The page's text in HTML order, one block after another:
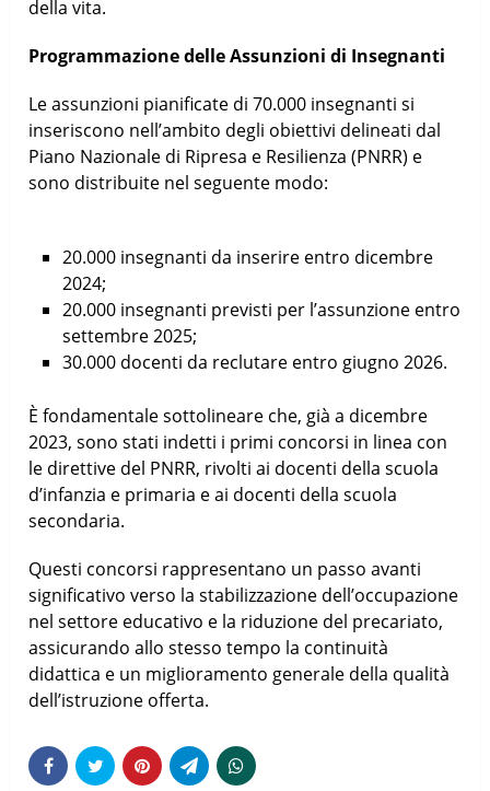
della vita.
Programmazione delle Assunzioni di Insegnanti
Le assunzioni pianificate di 70.000 insegnanti si
inseriscono nell’ambito degli obiettivi delineati dal
Piano Nazionale di Ripresa e Resilienza (PNRR) e
sono distribuite nel seguente modo:
20.000 insegnanti da inserire entro dicembre
2024;
20.000 insegnanti previsti per l’assunzione entro
settembre 2025;
30.000 docenti da reclutare entro giugno 2026.
È fondamentale sottolineare che, già a dicembre
2023, sono stati indetti i primi concorsi in linea con
le direttive del PNRR, rivolti ai docenti della scuola
d’infanzia e primaria e ai docenti della scuola
secondaria.
Questi concorsi rappresentano un passo avanti
significativo verso la stabilizzazione dell’occupazione
nel settore educativo e la riduzione del precariato,
assicurando allo stesso tempo la continuità
didattica e un miglioramento generale della qualità
dell’istruzione offerta.